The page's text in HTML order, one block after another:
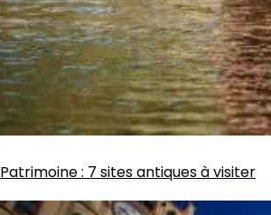
Patrimoine: 7 sites antiques à visiter